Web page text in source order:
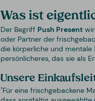
Was ist
Der Begriff Push Present
oder Partner der
die körperliche und mentale
persönlicheres, das sie als
Unsere
"Für eine frischgebackene